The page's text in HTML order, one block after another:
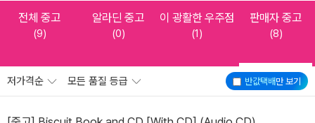
전체 중고
(9)
알라딘 중고
(0)
이 광활한 우주점
(1)
판매자 중고
(8)
반값택배만 보기
저가격순 모든 품질 등급